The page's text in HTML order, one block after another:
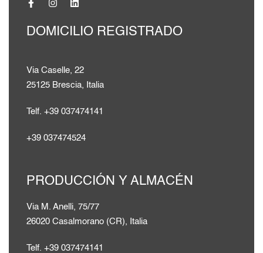
DOMICILIO REGISTRADO
Via Caselle, 22
25125 Brescia, Italia
Telf. +39 037474141
+39 037474524
PRODUCCIÓN Y ALMACÉN
Via M. Anelli, 75/77
26020 Casalmorano (CR), Italia
Telf. +39 037474141